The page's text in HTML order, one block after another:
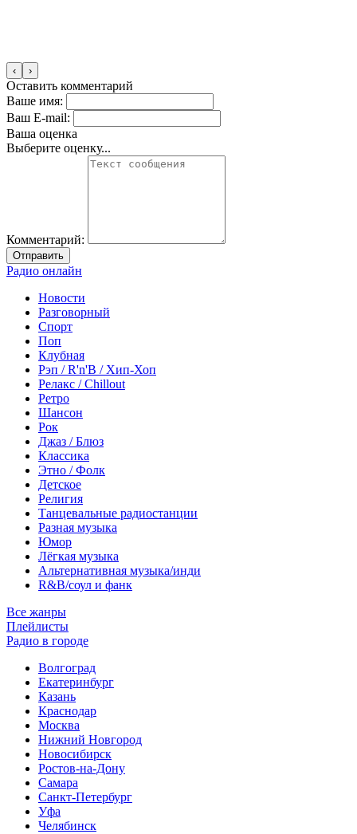
‹ ›
Оставить комментарий
Ваше имя:
Ваш E-mail:
Ваша оценка
Выберите оценку...
Комментарий:
Отправить
Радио онлайн
Новости
Разговорный
Спорт
Поп
Клубная
Рэп / R'n'B / Хип-Хоп
Релакс / Chillout
Ретро
Шансон
Рок
Джаз / Блюз
Классика
Этно / Фолк
Детское
Религия
Танцевальные радиостанции
Разная музыка
Юмор
Лёгкая музыка
Альтернативная музыка/инди
R&B/cоул и фанк
Все жанры
Плейлисты
Радио в городе
Волгоград
Екатеринбург
Казань
Краснодар
Москва
Нижний Новгород
Новосибирск
Ростов-на-Дону
Самара
Санкт-Петербург
Уфа
Челябинск